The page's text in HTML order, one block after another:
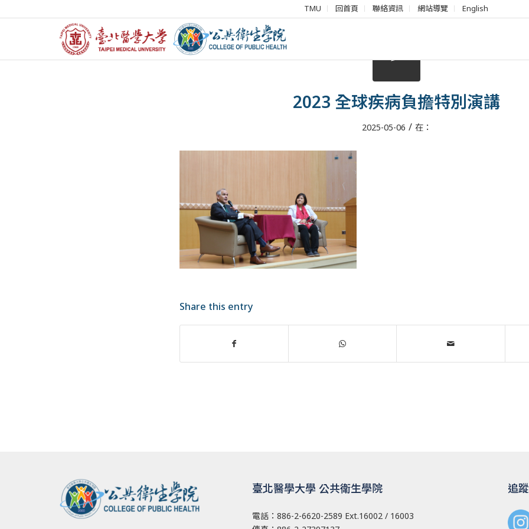
TMU 回首頁 聯絡資訊 網站導覽 English
2023 全球疾病負擔特別演講
2025-05-06 / 在：
Share this entry
臺北醫學大學 公共衛生學院
電話： 886-2-6620-2589 Ext.16002 / 16003
追